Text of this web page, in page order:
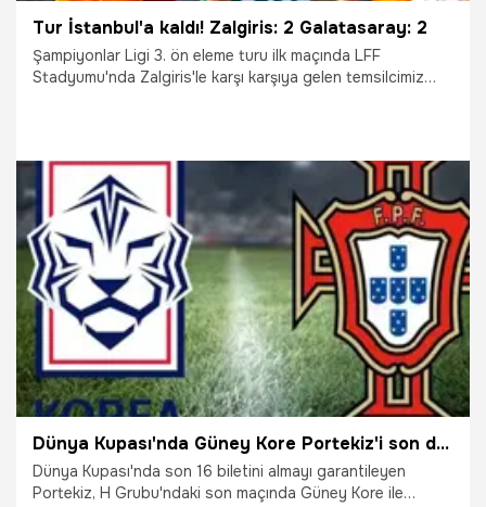
Tur İstanbul'a kaldı! Zalgiris: 2 Galatasaray: 2
Şampiyonlar Ligi 3. ön eleme turu ilk maçında LFF
Stadyumu'nda Zalgiris'le karşı karşıya gelen temsilcimiz
öne geçerken ev sahibi ekipte Kazlauskas'ın son dakika
golü skoru belirledi.
25.07.2023 Şampiyonlar Ligi
Dünya Kupası'nda Güney Kore Portekiz'i son dakika golü ile yendi son 16'ya kaldı
Dünya Kupası'nda son 16 biletini almayı garantileyen
Portekiz, H Grubu'ndaki son maçında Güney Kore ile